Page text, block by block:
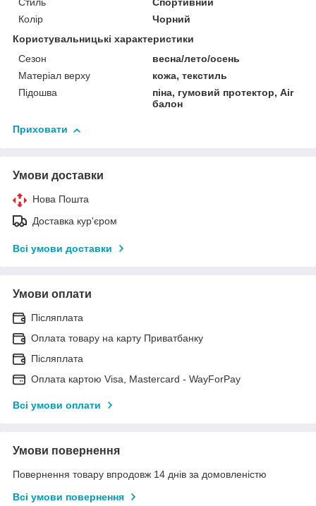
Стиль
Спортивний
Колір
Чорний
Користувальницькі характеристики
Сезон
весна/лето/осень
Матеріал верху
кожа, текстиль
Підошва
піна, гумовий протектор, Air
балон
Приховати
Умови доставки
Нова Пошта
Доставка кур'єром
Всі умови доставки
Умови оплати
Післяплата
Оплата товару на карту Приватбанку
Післяплата
Оплата картою Visa, Mastercard - WayForPay
Всі умови оплати
Умови повернення
Повернення товару впродовж 14 днів за домовленістю
Всі умови повернення